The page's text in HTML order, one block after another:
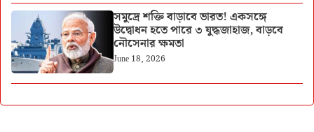
সমুদ্রে শক্তি বাড়াবে ভারত! একসঙ্গে
উদ্বোধন হতে পারে ৩ যুদ্ধজাহাজ, বাড়বে
নৌসেনার ক্ষমতা
June 18, 2026